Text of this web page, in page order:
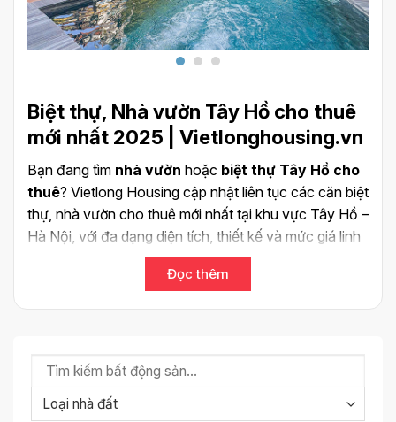
Biệt thự, Nhà vườn Tây Hồ cho thuê
mới nhất 2025 | Vietlonghousing.vn
Bạn đang tìm nhà vườn hoặc biệt thự Tây Hồ cho
thuê? Vietlong Housing cập nhật liên tục các căn biệt
thự, nhà vườn cho thuê mới nhất tại khu vực Tây Hồ –
Hà Nội, với đa dạng diện tích, thiết kế và mức giá linh
Chúng tôi cung cấp nhiều lựa chọn
bơi, sân vườn rộng, nội thất hiện đại, phù hợp với nhu
gian sống cao cấp gần Hồ Tây.
Giá thuêbiệt thự tại Tây Hồ dao động từ
1.000 –
Đọc thêm